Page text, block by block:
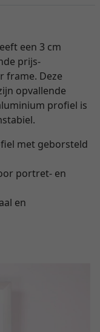
een 3 cm
prijs-
frame. Deze
opvallende
profiel is
met geborsteld
portret- en
en